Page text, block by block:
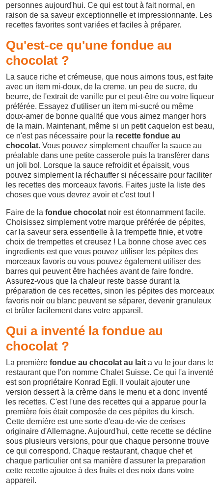
personnes aujourd'hui. Ce qui est tout à fait normal, en
raison de sa saveur exceptionnelle et impressionnante. Les
recettes favorites sont variées et faciles à préparer.
Qu'est-ce qu'une fondue au
chocolat ?
La sauce riche et crémeuse, que nous aimons tous, est faite
avec un item mi-doux, de la creme, un peu de sucre, du
beurre, de l'extrait de vanille pur et peut-être ou votre liqueur
préférée. Essayez d'utiliser un item mi-sucré ou même
doux-amer de bonne qualité que vous aimez manger hors
de la main. Maintenant, même si un petit caquelon est beau,
ce n'est pas nécessaire pour la recette fondue au
chocolat. Vous pouvez simplement chauffer la sauce au
préalable dans une petite casserole puis la transférer dans
un joli bol. Lorsque la sauce refroidit et épaissit, vous
pouvez simplement la réchauffer si nécessaire pour faciliter
les recettes des morceaux favoris. Faites juste la liste des
choses que vous devrez avoir et c'est tout !
Faire de la fondue chocolat noir est étonnamment facile.
Choisissez simplement votre marque préférée de pépites,
car la saveur sera essentielle à la trempette finie, et votre
choix de trempettes et creusez ! La bonne chose avec ces
ingredients est que vous pouvez utiliser les pépites des
morceaux favoris ou vous pouvez également utiliser des
barres qui peuvent être hachées avant de faire fondre.
Assurez-vous que la chaleur reste basse durant la
préparation de ces recettes, sinon les pépites des morceaux
favoris noir ou blanc peuvent se séparer, devenir granuleux
et brûler facilement dans votre appareil.
Qui a inventé la fondue au
chocolat ?
La première fondue au chocolat au lait a vu le jour dans le
restaurant que l'on nomme Chalet Suisse. Ce qui l'a inventé
est son propriétaire Konrad Egli. Il voulait ajouter une
version dessert à la crème dans le menu et a donc inventé
les recettes. C'est l'une des recettes qui a apparue pour la
première fois était composée de ces pépites du kirsch.
Cette dernière est une sorte d'eau-de-vie de cerises
originaire d'Allemagne. Aujourd'hui, cette recette se décline
sous plusieurs versions, pour que chaque personne trouve
ce qui correspond. Chaque restaurant, chaque chef et
chaque particulier ont sa manière d'assurer la preparation
cette recette ajoutee à des fruits et des noix dans votre
appareil.